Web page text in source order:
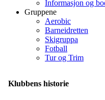
Informasjon og
Gruppene
Aerobic
Barneidretten
Skigruppa
Fotball
Tur og Trim
Klubbens historie